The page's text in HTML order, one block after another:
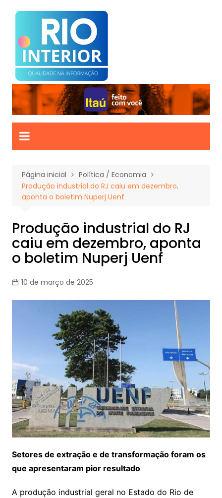
para
conteúdo
Página inicial
Política / Economia
Produção industrial do RJ caiu em dezembro,
aponta o boletim Nuperj Uenf
Produção industrial do RJ
caiu em dezembro, aponta
o boletim Nuperj Uenf
10 de março de 2025
Setores de extração e de transformação foram os
que apresentaram pior resultado
A produção industrial geral no Estado do Rio de